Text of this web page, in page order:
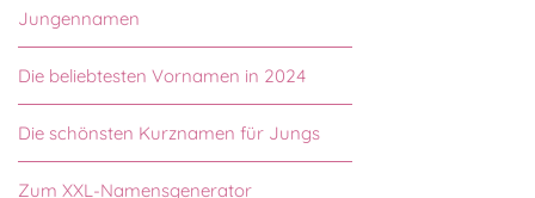
Jungennamen
Die beliebtesten Vornamen in 2024
Die schönsten Kurznamen für Jungs
Zum XXL-Namensgenerator